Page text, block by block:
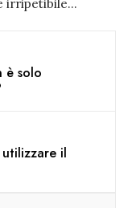
irripetibile...
è solo
il